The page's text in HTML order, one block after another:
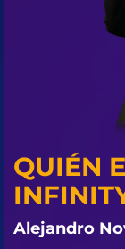
QUIÉN
Alejandro